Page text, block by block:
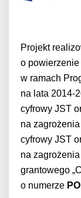
Projekt
o
w ramach
na lata 2014-
cyfrowy JST
na
cyfrowy JST
na
grantowego
o numerze